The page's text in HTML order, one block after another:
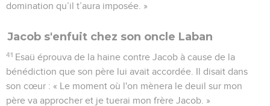
domination qu’il t’aura imposée. »
Jacob s'enfuit chez son oncle Laban
41 Esaü éprouva de la haine contre Jacob à cause de la
bénédiction que son père lui avait accordée. Il disait dans
son cœur : « Le moment où l'on mènera le deuil sur mon
père va approcher et je tuerai mon frère Jacob. »